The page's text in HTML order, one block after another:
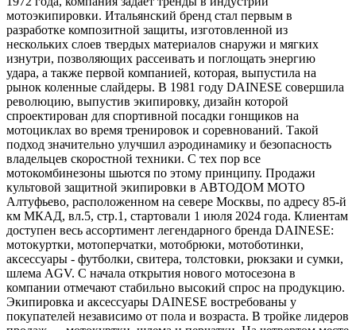
мотоэкипировки. Итальянский бренд стал первым в
разработке композитной защиты, изготовленной из
нескольких слоев твердых материалов снаружи и мягких
изнутри, позволяющих рассеивать и поглощать энергию
удара, а также первой компанией, которая, выпустила на
рынок коленные слайдеры. В 1981 году DAINESE совершила
революцию, выпустив экипировку, дизайн которой
спроектирован для спортивной посадки гонщиков на
мотоциклах во время тренировок и соревнований. Такой
подход значительно улучшил аэродинамику и безопасность
владельцев скоростной техники. С тех пор все
мотокомбинезоны шьются по этому принципу. Продажи
культовой защитной экипировки в АВТОДОМ МОТО
Алтуфьево, расположенном на севере Москвы, по адресу 85-й
км МКАД, вл.5, стр.1, стартовали 1 июля 2024 года. Клиентам
доступен весь ассортимент легендарного бренда DAINESE:
мотокуртки, мотоперчатки, мотобрюки, мотоботинки,
аксессуары - футболки, свитера, толстовки, рюкзаки и сумки,
шлема AGV. С начала открытия нового мотосезона в
компании отмечают стабильно высокий спрос на продукцию.
Экипировка и аксессуары DAINESE востребованы у
покупателей независимо от пола и возраста. В тройке лидеров